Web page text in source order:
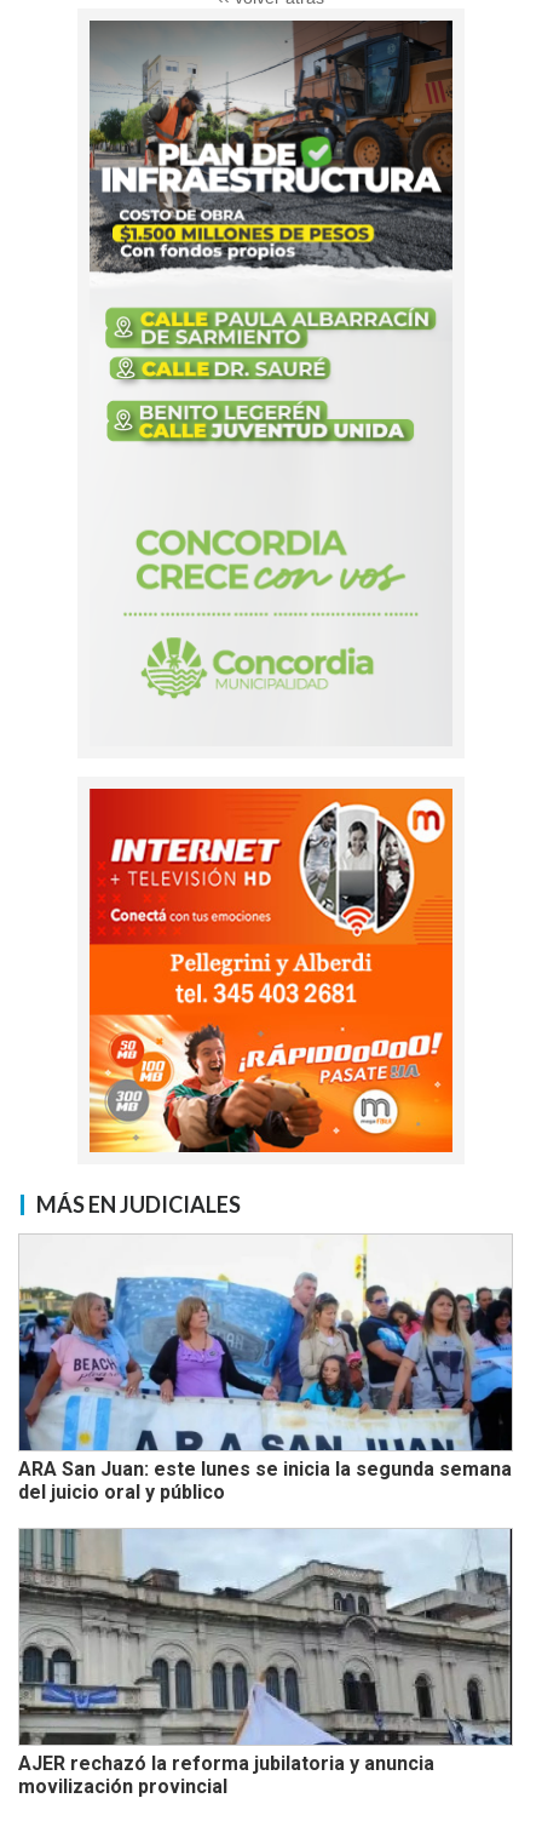
MÁS EN JUDICIALES
ARA San Juan: este lunes se inicia la segunda semana
del juicio oral y público
AJER rechazó la reforma jubilatoria y anuncia
movilización provincial